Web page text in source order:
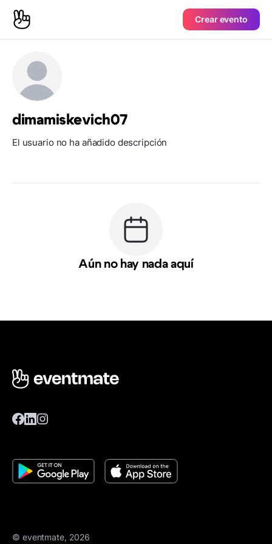
Crear evento
dimamiskevich07
El usuario no ha añadido descripción
Aún no hay nada aquí
© eventmate, 2026